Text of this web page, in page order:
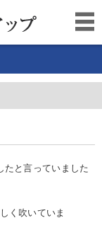
たと言っていました
く吹いていま